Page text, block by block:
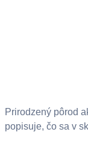
Prirodzený pôrod
popisuje, čo sa v